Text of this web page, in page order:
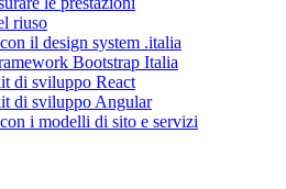
riuso
il design system .italia
Bootstrap Italia
di sviluppo React
di sviluppo Angular
i modelli di sito e servizi